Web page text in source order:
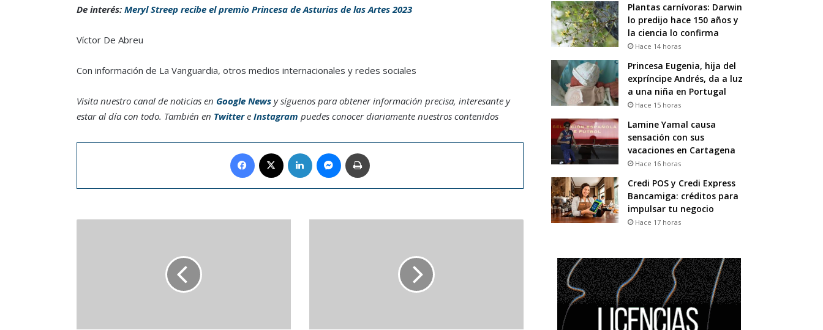
De interés: Meryl Streep recibe el premio Princesa de Asturias de las Artes 2023
Víctor De Abreu
Con información de La Vanguardia, otros medios internacionales y redes sociales
Visita nuestro canal de noticias en Google Newsy síguenos para obtener información precisa, interesante y
estar al día con todo. También en Twittere Instagram puedes conocer diariamente nuestros contenidos
Facebook LinkedIn Messenger
la
Plantas carnívoras: Darwin
lo predijo hace 150 años y
la ciencia lo confirma
Hace 14 horas
Princesa Eugenia, hija del
expríncipe Andrés, da a luz
a una niña en Portugal
Hace 15 horas
Lamine Yamal causa
sensación con sus
vacaciones en Cartagena
Hace 16 horas
Credi POS y Credi Express
Bancamiga: créditos para
impulsar tu negocio
Hace 17 horas